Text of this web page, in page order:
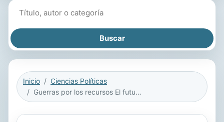
Inicio
Ciencias Políticas
Guerras por los recursos El futuro escenario del conflicto global